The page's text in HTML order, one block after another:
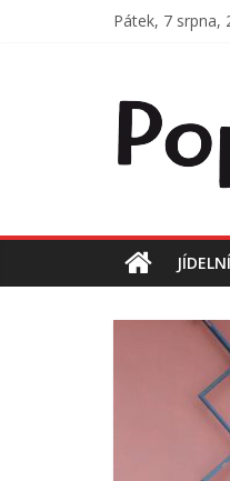
Pátek, 7 srpna,
chutí